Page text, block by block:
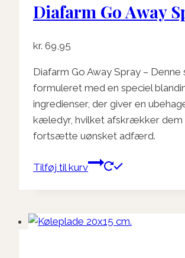
Diafarm Go Away
kr. 69,95
Diafarm Go Away Spray – Denne
formuleret med en speciel
ingredienser, der giver en
kæledyr, hvilket afskrækker dem
fortsætte uønsket adfærd.
Tilføj til kurv